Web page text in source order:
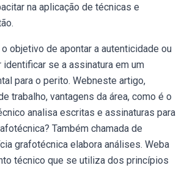
na aplicação de técnicas e
objetivo de apontar a autenticidade ou
se a assinatura em um
para o perito. Webneste artigo,
trabalho, vantagens da área, como é o
analisa escritas e assinaturas para
Também chamada de
grafotécnica elabora análises. Weba
técnico que se utiliza dos princípios